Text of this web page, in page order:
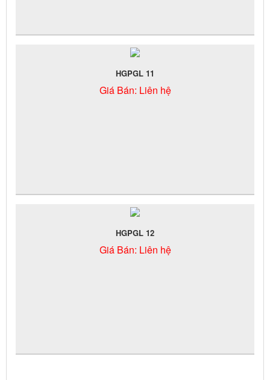
HGPGL 11
Giá Bán: Liên hệ
HGPGL 12
Giá Bán: Liên hệ